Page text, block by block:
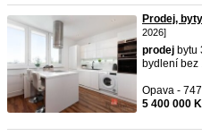
Prodej,
2026]
prodej bytu
bydlení bez
Opava -
5 400 000